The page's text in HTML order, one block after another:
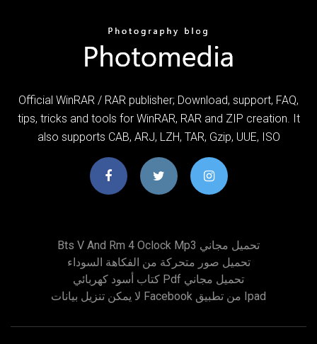
Official WinRAR / RAR publisher; Download, support, FAQ,
tips, tricks and tools for WinRAR, RAR and ZIP creation. It
also supports CAB, ARJ, LZH, TAR, Gzip, UUE, ISO
Bts V And Rm 4 Oclock Mp3 تحميل مجاني
تحميل صور متحركة من الفكاهة السوداء
كتاب أسود كهربائي Pdf تحميل مجاني
لا يمكن تنزيل بيانات Facebook من تطبيق Ipad